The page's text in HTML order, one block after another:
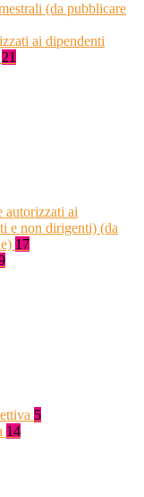
(da pubblicare
ai dipendenti
21
autorizzati ai
e non dirigenti) (da
17
5
14